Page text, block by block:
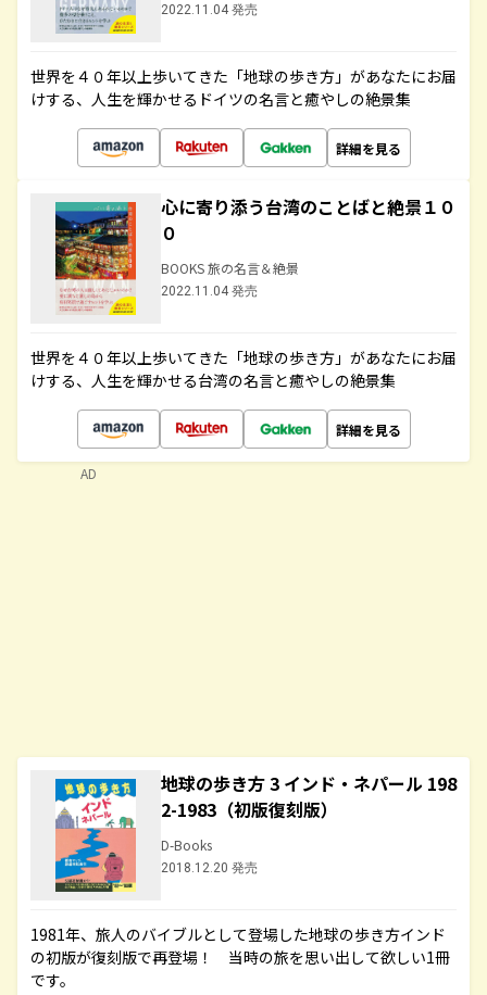
2022.11.04 発売
世界を４０年以上歩いてきた「地球の歩き方」があなたにお届
けする、人生を輝かせるドイツの名言と癒やしの絶景集
詳細を見る
心に寄り添う台湾のことばと絶景１０
０
BOOKS 旅の名言＆絶景
2022.11.04 発売
世界を４０年以上歩いてきた「地球の歩き方」があなたにお届
けする、人生を輝かせる台湾の名言と癒やしの絶景集
詳細を見る
地球の歩き方 3 インド・ネパール 198
2-1983（初版復刻版）
D-Books
2018.12.20 発売
1981年、旅人のバイブルとして登場した地球の歩き方インド
の初版が復刻版で再登場！ 当時の旅を思い出して欲しい1冊
です。
AD